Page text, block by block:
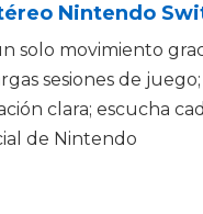
Nintendo
solo movimiento
sesiones de
clara; escucha
de Nintendo